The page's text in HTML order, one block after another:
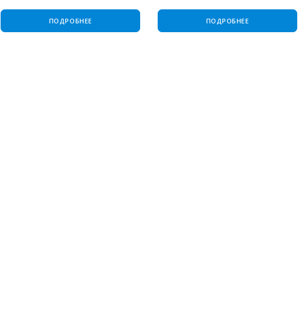
ПОДРОБНЕЕ ПОДРОБНЕЕ